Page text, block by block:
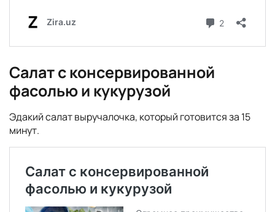
Салат с консервированной
фасолью и кукурузой
Эдакий салат выручалочка, который готовится за 15
минут.